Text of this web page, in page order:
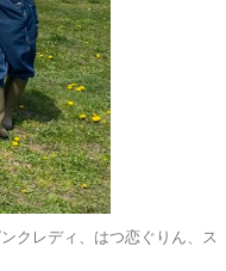
クレディ、はつ恋ぐりん、ス